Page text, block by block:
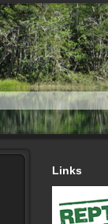
Links